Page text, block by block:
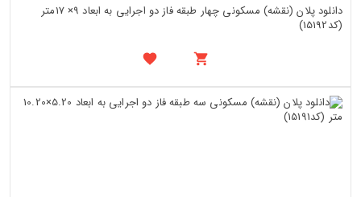
دانلود پلان (نقشه) مسکونی چهار طبقه فاز دو اجرایی به ابعاد 9× 17متر
(کد15192)